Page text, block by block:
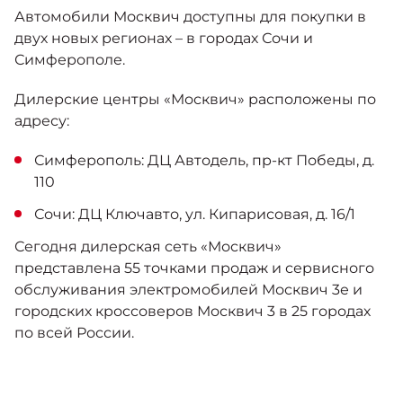
Яркий динамичный седан
от 2 237 000 ₽*
Кроссовер, создающий равные
от 2 069 000 ₽*
Москвич 8
Практичный семиместный
кроссовер
от 3 125 000 ₽*
Кредитные программы
Спецпредложения
Калькулятор трейд-ин
Страховые программы
Моторное масло
АКСЕССУАРЫ
КОНТАКТЫ
Автомобили Москвич доступны для покупки в
двух новых регионах – в городах Сочи и
Симферополе.
Дилерские центры «Москвич» расположены по
адресу:
Симферополь: ДЦ Автодель, пр-кт Победы, д.
110
Сочи: ДЦ Ключавто, ул. Кипарисовая, д. 16/1
Сегодня дилерская сеть «Москвич»
представлена 55 точками продаж и сервисного
обслуживания электромобилей Москвич 3е и
городских кроссоверов Москвич 3 в 25 городах
по всей России.